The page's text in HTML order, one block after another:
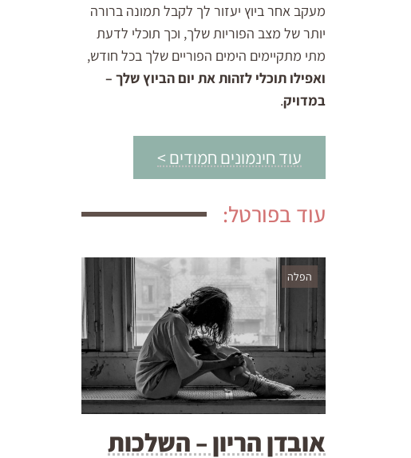
מעקב אחר ביוץ יעזור לך לקבל תמונה ברורה
יותר של מצב הפוריות שלך, וכך תוכלי לדעת
מתי מתקיימים הימים הפוריים שלך בכל חודש,
ואפילו תוכלי לזהות את יום הביוץ שלך –
במדויק.
עוד חינמונים חמודים >
עוד בפורטל:
הפלה
אובדן הריון – השלכות